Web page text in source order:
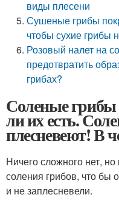
виды плесени
Сушеные грибы
чтобы сухие грибы
Розовый налет на
предотвратить
грибах?
Соленые грибы
ли их есть.
плесневеют! В
Ничего сложного нет,
соления грибов, что бы
и не заплесневели.